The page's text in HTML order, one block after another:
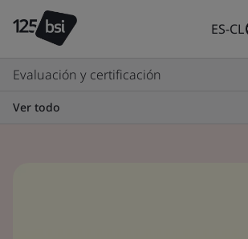
ES-CL
Evaluación y certificación
Ver todo